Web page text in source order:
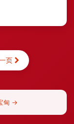
页
甸 →